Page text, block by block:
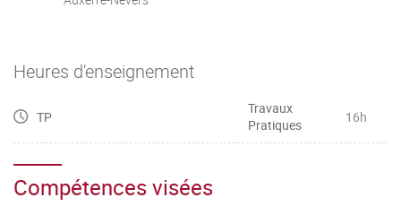
Heures d'enseignement
TP
Travaux
Pratiques
16h
Compétences visées